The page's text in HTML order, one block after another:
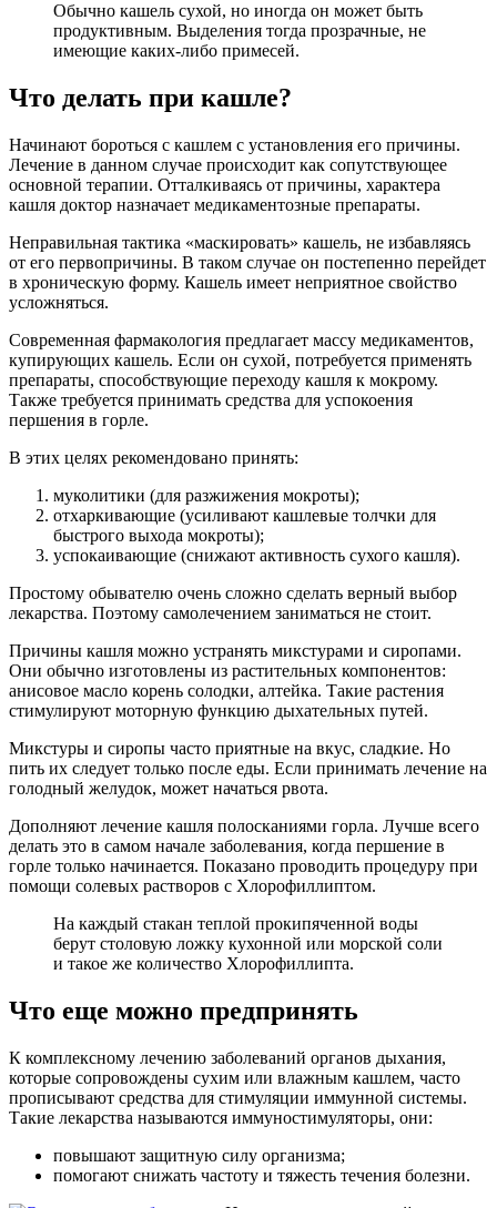
Обычно кашель сухой, но иногда он может быть
продуктивным. Выделения тогда прозрачные, не
имеющие каких-либо примесей.
Что делать при кашле?
Начинают бороться с кашлем с установления его причины.
Лечение в данном случае происходит как сопутствующее
основной терапии. Отталкиваясь от причины, характера
кашля доктор назначает медикаментозные препараты.
Неправильная тактика «маскировать» кашель, не избавляясь
от его первопричины. В таком случае он постепенно перейдет
в хроническую форму. Кашель имеет неприятное свойство
усложняться.
Современная фармакология предлагает массу медикаментов,
купирующих кашель. Если он сухой, потребуется применять
препараты, способствующие переходу кашля к мокрому.
Также требуется принимать средства для успокоения
першения в горле.
В этих целях рекомендовано принять:
муколитики (для разжижения мокроты);
отхаркивающие (усиливают кашлевые толчки для
быстрого выхода мокроты);
успокаивающие (снижают активность сухого кашля).
Простому обывателю очень сложно сделать верный выбор
лекарства. Поэтому самолечением заниматься не стоит.
Причины кашля можно устранять микстурами и сиропами.
Они обычно изготовлены из растительных компонентов:
анисовое масло корень солодки, алтейка. Такие растения
стимулируют моторную функцию дыхательных путей.
Микстуры и сиропы часто приятные на вкус, сладкие. Но
пить их следует только после еды. Если принимать лечение на
голодный желудок, может начаться рвота.
Дополняют лечение кашля полосканиями горла. Лучше всего
делать это в самом начале заболевания, когда першение в
горле только начинается. Показано проводить процедуру при
помощи солевых растворов с Хлорофиллиптом.
На каждый стакан теплой прокипяченной воды
берут столовую ложку кухонной или морской соли
и такое же количество Хлорофиллипта.
Что еще можно предпринять
К комплексному лечению заболеваний органов дыхания,
которые сопровождены сухим или влажным кашлем, часто
прописывают средства для стимуляции иммунной системы.
Такие лекарства называются иммуностимуляторы, они:
повышают защитную силу организма;
помогают снижать частоту и тяжесть течения болезни.